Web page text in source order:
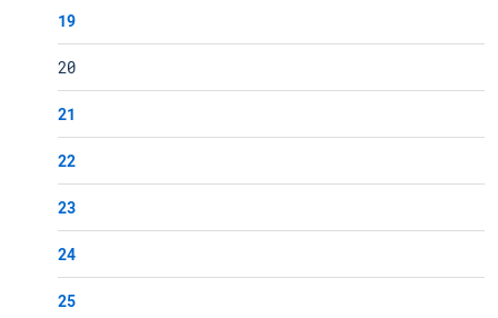
19
20
21
22
23
24
25